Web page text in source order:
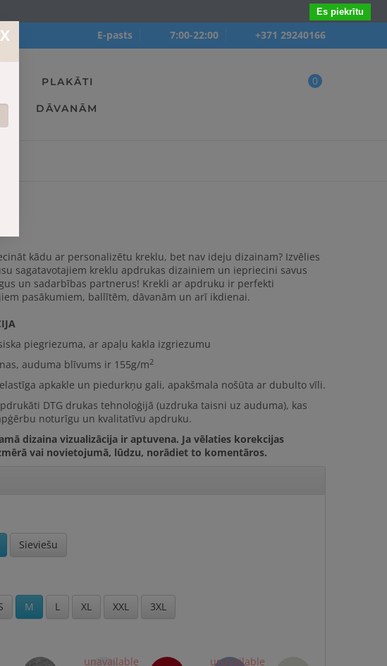
X E-pasts 7:00-22:00 +371 29240166
PLAKĀTI
DĀVANĀM
0
kādu ar personalizētu kreklu, bet nav ideju dizainam? Izvēlies
sagatavotajiem kreklu apdrukas dizainiem un iepriecini savus
un sadarbības partnerus! Krekli ar apdruku ir perfekti
pasākumiem, ballītēm, dāvanām un arī ikdienai.
piegriezuma, ar apaļu kakla izgriezumu
s, auduma blīvums ir 155g/m2
apkakle un piedurkņu gali, apakšmala nošūta ar dubulto vīli.
DTG drukas tehnoloģijā (uzdruka taisni uz auduma), kas
noturīgu un kvalitatīvu apdruku.
dizaina vizualizācija ir aptuvena. Ja vēlaties korekcijas
vai novietojumā, lūdzu, norādiet to komentāros.
Sieviešu
M L XL XXL 3XL
Es piekrītu